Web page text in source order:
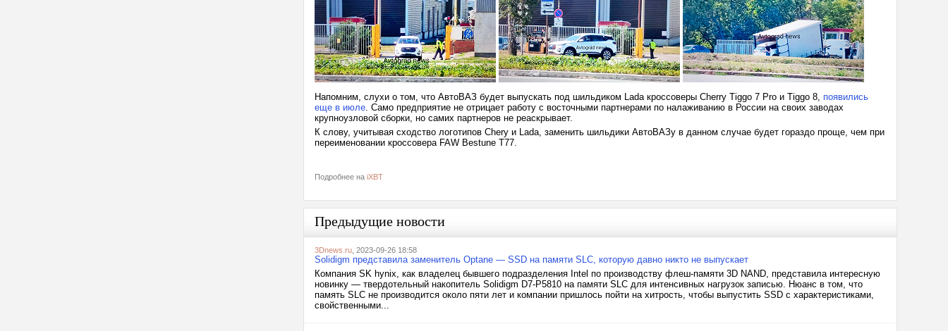
Напомним, слухи о том, что АвтоВАЗ будет выпускать под шильдиком Lada кроссоверы Cherry Tiggo 7 Pro и Tiggo 8, появились
еще в июле. Само предприятие не отрицает работу с восточными партнерами по налаживанию в России на своих заводах
крупноузловой сборки, но самих партнеров не реаскрывает.
К слову, учитывая сходство логотипов Chery и Lada, заменить шильдики АвтоВАЗу в данном случае будет гораздо проще, чем при
переименовании кроссовера FAW Bestune T77.
Подробнее на iXBT
Предыдущие новости
3Dnews.ru , 2023-09-26 18:58
Solidigm представила заменитель Optane — SSD на памяти SLC, которую давно никто не выпускает
Компания SK hynix, как владелец бывшего подразделения Intel по производству флеш-памяти 3D NAND, представила интересную
новинку — твердотельный накопитель Solidigm D7-P5810 на памяти SLC для интенсивных нагрузок записью. Нюанс в том, что
память SLC не производится около пяти лет и компании пришлось пойти на хитрость, чтобы выпустить SSD с характеристиками,
свойственными...